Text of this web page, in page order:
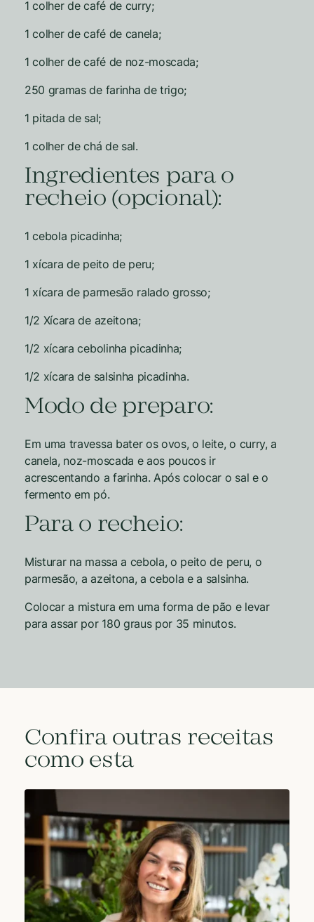
1 colher de café de curry;
1 colher de café de canela;
1 colher de café de noz-moscada;
250 gramas de farinha de trigo;
1 pitada de sal;
1 colher de chá de sal.
Ingredientes para o
recheio (opcional):
1 cebola picadinha;
1 xícara de peito de peru;
1 xícara de parmesão ralado grosso;
1/2 Xícara de azeitona;
1/2 xícara cebolinha picadinha;
1/2 xícara de salsinha picadinha.
Modo de preparo:
Em uma travessa bater os ovos, o leite, o curry, a
canela, noz-moscada e aos poucos ir
acrescentando a farinha. Após colocar o sal e o
fermento em pó.
Para o recheio:
Misturar na massa a cebola, o peito de peru, o
parmesão, a azeitona, a cebola e a salsinha.
Colocar a mistura em uma forma de pão e levar
para assar por 180 graus por 35 minutos.
Confira outras receitas
como esta